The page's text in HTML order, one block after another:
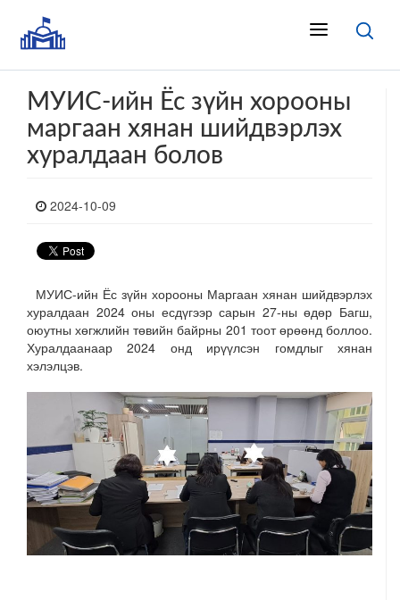
МУИС-ийн Ёс зүйн хорооны
маргаан хянан шийдвэрлэх
хуралдаан болов
2024-10-09
МУИС-ийн Ёс зүйн хорооны Маргаан хянан шийдвэрлэх
хуралдаан 2024 оны есдүгээр сарын 27-ны өдөр Багш,
оюутны хөгжлийн төвийн байрны 201 тоот өрөөнд боллоо.
Хуралдаанаар 2024 онд ирүүлсэн гомдлыг хянан
хэлэлцэв.